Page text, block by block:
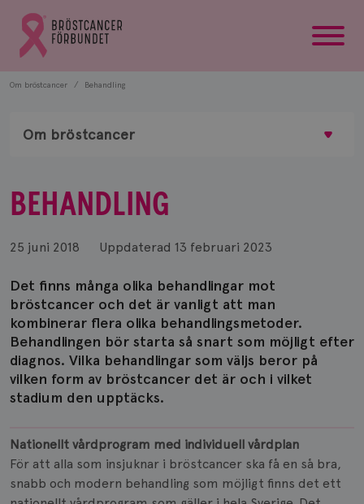
Gå
till
Bröstcancerförbundets
startsida
Om bröstcancer Behandling
Om bröstcancer
BEHANDLING
25 juni 2018 Uppdaterad 13 februari 2023
Det finns många olika behandlingar mot
bröstcancer och det är vanligt att man
kombinerar flera olika behandlingsmetoder.
Behandlingen bör starta så snart som möjligt efter
diagnos. Vilka behandlingar som väljs beror på
vilken form av bröstcancer det är och i vilket
stadium den upptäcks.
Nationellt vårdprogram med individuell vårdplan
För att alla som insjuknar i bröstcancer ska få en så bra,
snabb och modern behandling som möjligt finns det ett